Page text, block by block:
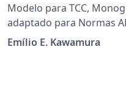
Modelo para TCC,
adaptado para Normas
https://github.com/
Emílio E. Kawamura